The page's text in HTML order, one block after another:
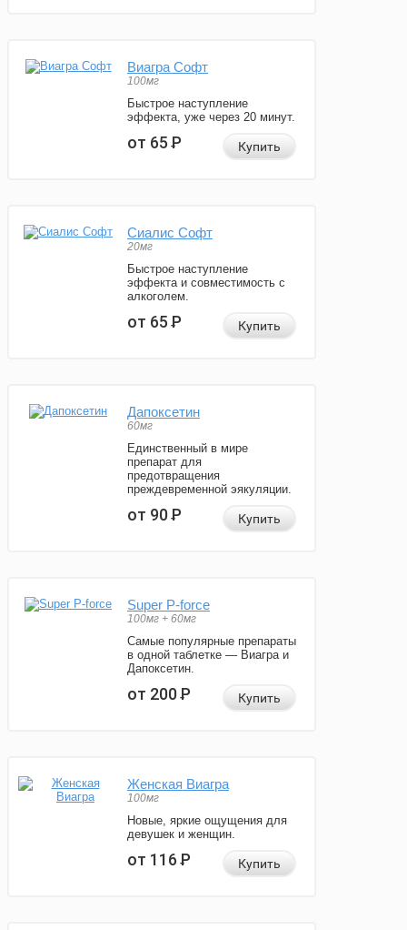
Виагра Софт
100мг
Быстрое наступление
эффекта, уже через 20 минут.
от 65Р Купить
Сиалис Софт
20мг
Быстрое наступление
эффекта и совместимость с
алкоголем.
от 65Р Купить
Дапоксетин
60мг
Единственный в мире
препарат для
предотвращения
преждевременной эякуляции.
от 90Р Купить
Super P-force
100мг + 60мг
Самые популярные препараты
в одной таблетке — Виагра и
Дапоксетин.
от 200Р Купить
Женская Виагра
100мг
Новые, яркие ощущения для
девушек и женщин.
от 116Р Купить